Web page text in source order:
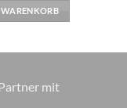
ist:
€ 11,99.
WARENKORB
mit